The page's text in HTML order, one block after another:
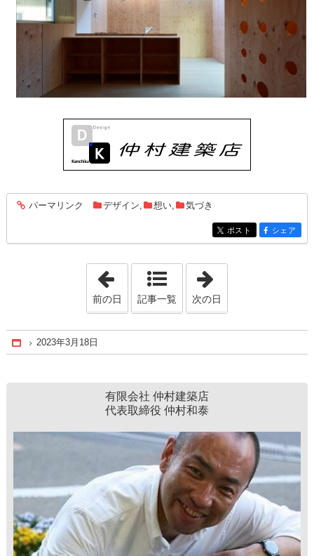
entry2486
パーマリンク デザイン, 想い, 気づき
entry2486
ポスト entry2486
シェア
「2023年3月17日」
前の日 記事一覧 次の日
Home
2023年3月18日
有限会社 仲村建築店
代表取締役 仲村和泰